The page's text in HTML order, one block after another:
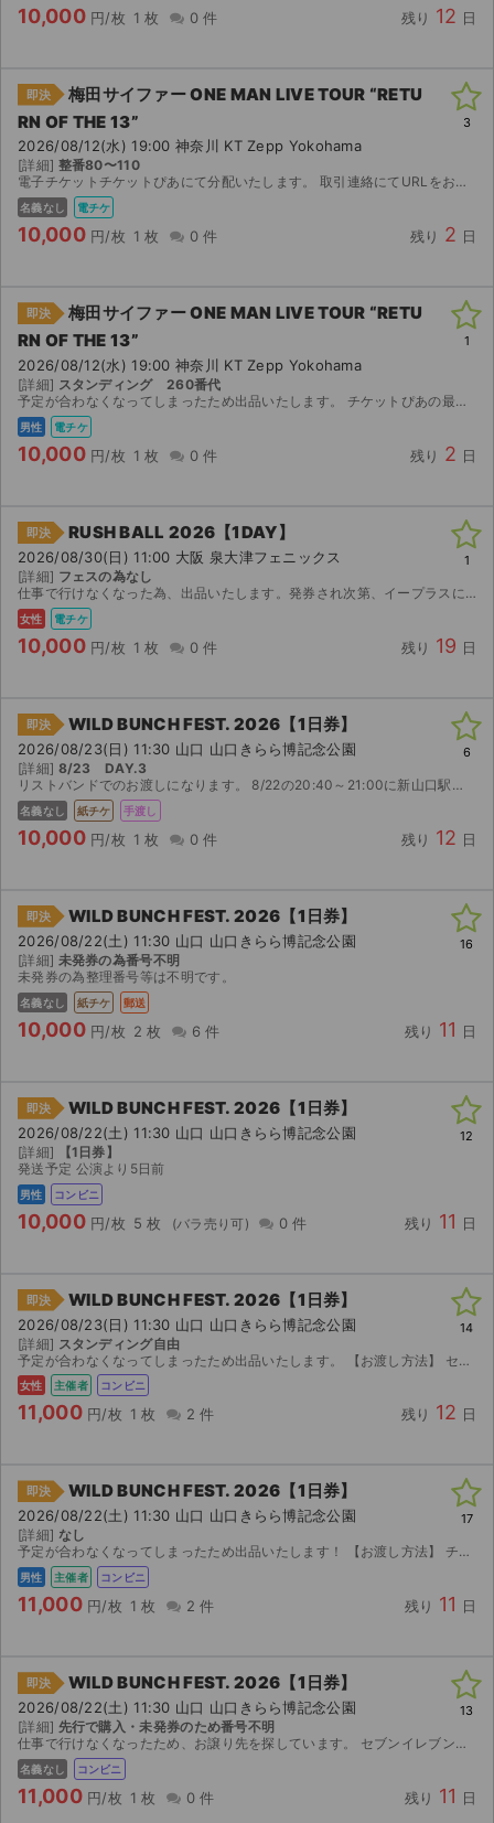
10,000 円/枚 1 枚 0 件 残り 12 日
即決
梅田サイファー ONE MAN LIVE TOUR “RETU
RN OF THE 13”
2026/08/12(水) 19:00 神奈川 KT Zepp Yokohama
[詳細] 整番80〜110
電子チケットチケットぴあにて分配いたします。 取引連絡にてURLをお送りします。
名義なし 電チケ
10,000 円/枚 1 枚 0 件 残り 2 日
3
即決
梅田サイファー ONE MAN LIVE TOUR “RETU
RN OF THE 13”
2026/08/12(水) 19:00 神奈川 KT Zepp Yokohama
[詳細] スタンディング 260番代
予定が合わなくなってしまったため出品いたします。 チケットぴあの最速先行で当選したチケットです。 【お渡し方法】 電子チケット（チケットぴあ）にて分配いたします。 分配可能になり次第、取引連絡...
男性 電チケ
10,000 円/枚 1 枚 0 件 残り 2 日
1
即決 RUSH BALL 2026【1DAY】
2026/08/30(日) 11:00 大阪 泉大津フェニックス
[詳細] フェスの為なし
仕事で行けなくなった為、出品いたします。発券され次第、イープラスにて分配いたします。
女性 電チケ
10,000 円/枚 1 枚 0 件 残り 19 日
1
即決 WILD BUNCH FEST. 2026【1日券】
2026/08/23(日) 11:30 山口 山口きらら博記念公園
[詳細] 8/23 DAY.3
リストバンドでのお渡しになります。 8/22の20:40～21:00に新山口駅でお待ち会わせとなります。 もしくは8/22の19時過ぎ頃に会場での受け渡しも可能です。 その他の日時や場所、...
名義なし 紙チケ 手渡し
10,000 円/枚 1 枚 0 件 残り 12 日
6
即決 WILD BUNCH FEST. 2026【1日券】
2026/08/22(土) 11:30 山口 山口きらら博記念公園
[詳細] 未発券の為番号不明
未発券の為整理番号等は不明です。
名義なし 紙チケ 郵送
10,000 円/枚 2 枚 6 件 残り 11 日
16
即決 WILD BUNCH FEST. 2026【1日券】
2026/08/22(土) 11:30 山口 山口きらら博記念公園
[詳細]
【1日券】
発送予定 公演より5日前
男性 コンビニ
10,000 円/枚 5 枚 0 件 残り 11 日
12
即決 WILD BUNCH FEST. 2026【1日券】
2026/08/23(日) 11:30 山口 山口きらら博記念公園
[詳細] スタンディング自由
予定が合わなくなってしまったため出品いたします。 【お渡し方法】 セブンイレブン コンビニ発券。 発券番号をお伝えします。 【注意事項】 取引確定後のキャンセルはお受けできません。 迅速...
女性 主催者 コンビニ
11,000 円/枚 1 枚 2 件 残り 12 日
14
即決 WILD BUNCH FEST. 2026【1日券】
2026/08/22(土) 11:30 山口 山口きらら博記念公園
[詳細] なし
予定が合わなくなってしまったため出品いたします！ 【お渡し方法】 チケットの引換番号をお伝えします！ 迅速で丁寧な対応を心がけておりますので、よろしくお願いいたします(^^)
男性 主催者 コンビニ
11,000 円/枚 1 枚 2 件 残り 11 日
17
即決 WILD BUNCH FEST. 2026【1日券】
2026/08/22(土) 11:30 山口 山口きらら博記念公園
[詳細] 先行で購入・未発券のため番号不明
仕事で行けなくなったため、お譲り先を探しています。 セブンイレブンで発券するための引換表番号をお知らせします。 先行販売で購入しました。
名義なし コンビニ
11,000 円/枚 1 枚 0 件 残り 11 日
13